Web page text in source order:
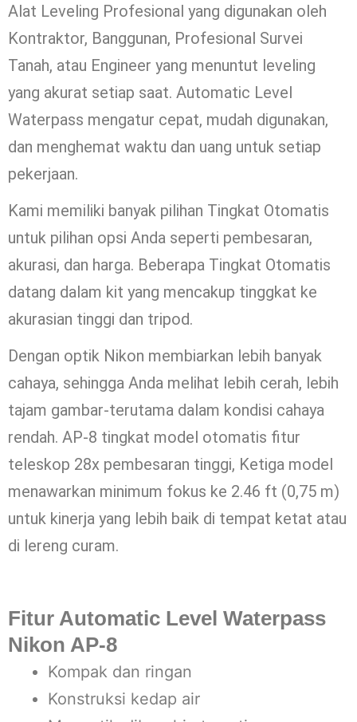
Alat Leveling Profesional yang digunakan oleh
Kontraktor, Banggunan, Profesional Survei
Tanah, atau Engineer yang menuntut leveling
yang akurat setiap saat. Automatic Level
Waterpass mengatur cepat, mudah digunakan,
dan menghemat waktu dan uang untuk setiap
pekerjaan.
Kami memiliki banyak pilihan Tingkat Otomatis
untuk pilihan opsi Anda seperti pembesaran,
akurasi, dan harga. Beberapa Tingkat Otomatis
datang dalam kit yang mencakup tinggkat ke
akurasian tinggi dan tripod.
Dengan optik Nikon membiarkan lebih banyak
cahaya, sehingga Anda melihat lebih cerah, lebih
tajam gambar-terutama dalam kondisi cahaya
rendah. AP-8 tingkat model otomatis fitur
teleskop 28x pembesaran tinggi, Ketiga model
menawarkan minimum fokus ke 2.46 ft (0,75 m)
untuk kinerja yang lebih baik di tempat ketat atau
di lereng curam.
Fitur Automatic Level Waterpass
Nikon AP-8
Kompak dan ringan
Konstruksi kedap air